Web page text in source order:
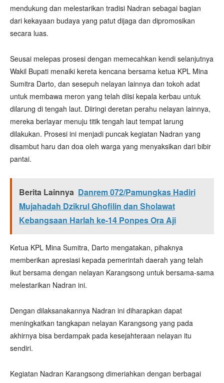
mendukung dan melestarikan tradisi Nadran sebagai bagian
dari kekayaan budaya yang patut dijaga dan dipromosikan
secara luas.
Seusai melepas prosesi dengan memecahkan kendi selanjutnya
Wakil Bupati menaiki kereta kencana bersama ketua KPL Mina
Sumitra Darto, dan sesepuh nelayan lainnya dan tokoh adat
untuk membawa meron yang telah diisi kepala kerbau untuk
dilarung di tengah laut. Diiringi deretan perahu nelayan lainnya,
mereka berlayar menuju titik tengah laut tempat larung
dilakukan. Prosesi ini menjadi puncak kegiatan Nadran yang
disambut haru dan doa oleh warga yang menyaksikan dari bibir
pantai.
Berita Lainnya Danrem 072/Pamungkas Hadiri
Mujahadah Dzikrul Ghofilin dan Sholawat
Kebangsaan Harlah ke-14 Ponpes Ora Aji
Ketua KPL Mina Sumitra, Darto mengatakan, pihaknya
memberikan apresiasi kepada pemerintah daerah yang telah
ikut bersama dengan nelayan Karangsong untuk bersama-sama
melestarikan Nadran ini.
Dengan dilaksanakannya Nadran ini diharapkan dapat
meningkatkan tangkapan nelayan Karangsong yang pada
akhirnya bisa berdampak pada kesejahteraan nelayan itu
sendiri.
Kegiatan Nadran Karangsong dimeriahkan dengan berbagai